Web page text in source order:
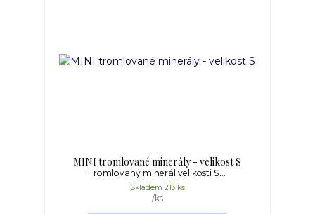
MINI tromlované minerály - velikost S
Tromlovaný minerál velikosti S...
/ks
Skladem 213 ks